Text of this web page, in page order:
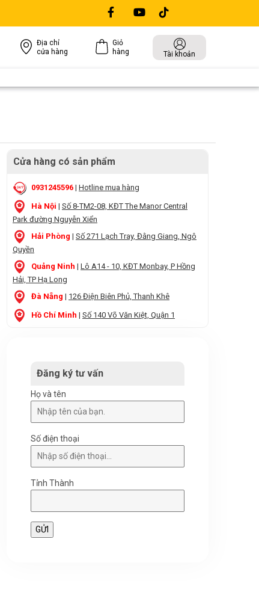
Địa chỉ
cửa hàng
Giỏ
hàng
Tài khoản
Cửa hàng có sản phẩm
0931245596 | Hotline mua hàng
Hà Nội | Số 8-TM2-08, KĐT The Manor Central
Park đường Nguyễn Xiển
Hải Phòng | Số 271 Lạch Tray, Đằng Giang, Ngô
Quyền
Quảng Ninh | Lô A14 - 10, KĐT Monbay, P Hồng
Hải, TP Hạ Long
Đà Nẵng | 126 Điện Biên Phủ, Thanh Khê
Hồ Chí Minh | Số 140 Võ Văn Kiệt, Quận 1
Đăng ký tư vấn
Họ và tên
Số điện thoại
Tỉnh Thành